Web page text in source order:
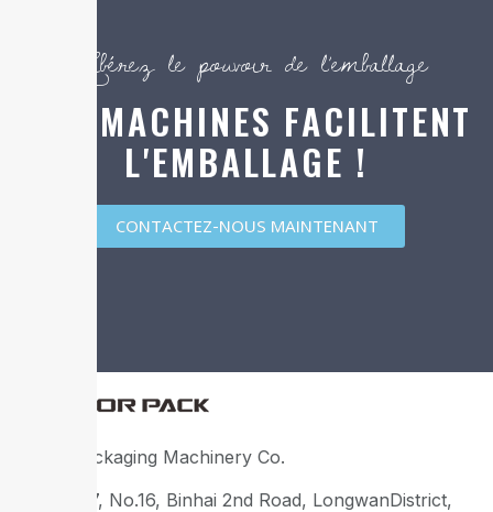
Libérez le pouvoir de l’emballage
NOS MACHINES FACILITENT
L'EMBALLAGE !
CONTACTEZ-NOUS MAINTENANT
Honor Packaging Machinery Co.
Building 17, No.16, Binhai 2nd Road, LongwanDistrict,